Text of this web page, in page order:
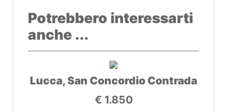
Potrebbero interessarti
anche ...
Lucca, San Concordio Contrada
€ 1.850